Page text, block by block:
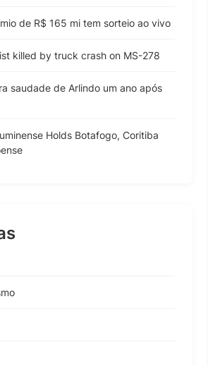
de R$ 165 mi tem sorteio ao vivo
killed by truck crash on MS-278
saudade de Arlindo um ano após
Holds Botafogo, Coritiba